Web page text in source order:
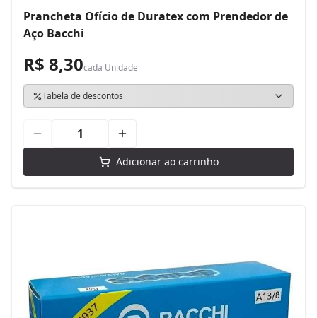
Prancheta Ofício de Duratex com Prendedor de
Aço Bacchi
R$ 8,30cada Unidade
Tabela de descontos
Adicionar ao carrinho